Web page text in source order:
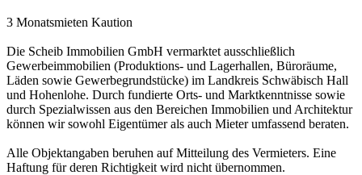
3 Monatsmieten Kaution
Die Scheib Immobilien GmbH vermarktet ausschließlich
Gewerbeimmobilien (Produktions- und Lagerhallen, Büroräume,
Läden sowie Gewerbegrundstücke) im Landkreis Schwäbisch Hall
und Hohenlohe. Durch fundierte Orts- und Marktkenntnisse sowie
durch Spezialwissen aus den Bereichen Immobilien und Architektur
können wir sowohl Eigentümer als auch Mieter umfassend beraten.
Alle Objektangaben beruhen auf Mitteilung des Vermieters. Eine
Haftung für deren Richtigkeit wird nicht übernommen.